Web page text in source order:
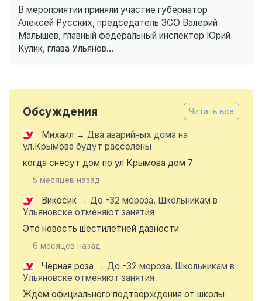
В мероприятии приняли участие губернатор
Алексей Русских, председатель ЗСО Валерий
Малышев, главный федеральный инспектор Юрий
Кулик, глава Ульянов...
Обсуждения Читать все
Михаил → Два аварийных дома на
ул.Крымова будут расселены
когда снесут дом по ул Крымова дом 7
5 месяцев назад
Викосик → До -32 мороза. Школьникам в
Ульяновске отменяют занятия
Это новость шестилетней давности
6 месяцев назад
Чёрная роза → До -32 мороза. Школьникам в
Ульяновске отменяют занятия
Ждем официального подтверждения от школы